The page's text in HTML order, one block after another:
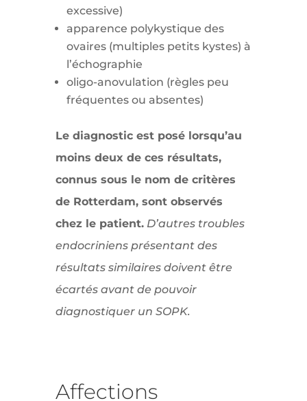
excessive)
apparence polykystique des
ovaires (multiples petits kystes) à
l’échographie
oligo-anovulation (règles peu
fréquentes ou absentes)
Le diagnostic est posé lorsqu’au
moins deux de ces résultats,
connus sous le nom de critères
de Rotterdam, sont observés
chez le patient. D’autres troubles
endocriniens présentant des
résultats similaires doivent être
écartés avant de pouvoir
diagnostiquer un SOPK.
Affections